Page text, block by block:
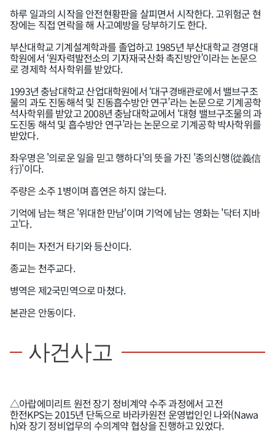
하루 일과의 시작을 안전현황판을 살피면서 시작한다. 고위험군 현
장에는 직접 연락을 해 사고예방을 당부하기도 한다.
부산대학교 기계설계학과를 졸업하고 1985년 부산대학교 경영대
학원에서 ‘원자력발전소의 기자재국산화 촉진방안’이라는 논문으
로 경제학 석사학위를 받았다.
1993년 충남대학교 산업대학원에서 ‘대구경배관로에서 밸브구조
물의 과도 진동해석 및 진동흡수방안 연구’라는 논문으로 기계공학
석사학위를 받았고 2008년 충남대학교에서 ‘대형 밸브구조물의 과
도진동 해석 및 흡수방안 연구’라는 논문으로 기계공학 박사학위를
받았다.
좌우명은 '의로운 일을 믿고 행하다'의 뜻을 가진 '종의신행(從義信
行)'이다.
주량은 소주 1병이며 흡연은 하지 않는다.
기억에 남는 책은 '위대한 만남'이며 기억에 남는 영화는 '닥터 지바
고'다.
취미는 자전거 타기와 등산이다.
종교는 천주교다.
병역은 제2국민역으로 마쳤다.
본관은 안동이다.
사건사고
△아랍에미리트 원전 장기 정비계약 수주 과정에서 고전
한전KPS는 2015년 단독으로 바라카원전 운영법인인 나와(Nawa
h)와 장기 정비업무의 수의계약 협상을 진행하고 있었다.